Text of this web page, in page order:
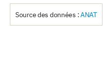
Source des données :ANAT